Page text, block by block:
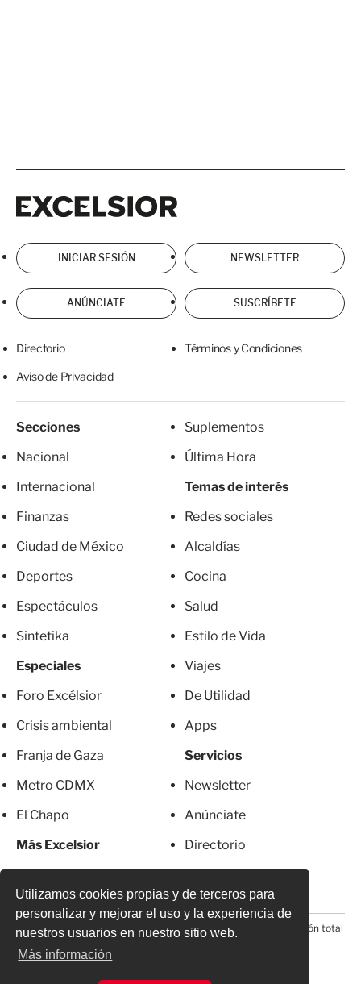
Utilizamos cookies propias y de terceros para
personalizar y mejorar el uso y la experiencia de
nuestros usuarios en nuestro sitio web.
Más información
INICIAR SESIÓN NEWSLETTER
ANÚNCIATE SUSCRÍBETE
Directorio Términos y Condiciones
Aviso de Privacidad
Secciones
Nacional
Internacional
Finanzas
Ciudad de México
Deportes
Espectáculos
Sintetika
Especiales
Foro Excélsior
Crisis ambiental
Franja de Gaza
Metro CDMX
El Chapo
Más Excelsior
Mujeres
Suplementos
Última Hora
Temas de interés
Redes sociales
Alcaldías
Cocina
Salud
Estilo de Vida
Viajes
De Utilidad
Apps
Servicios
Newsletter
Anúnciate
Directorio
Suscripciones
© 2026 Todos los derechos reservados. Prohibida la reproducción total
o parcial, incluyendo cualquier medio electrónico*